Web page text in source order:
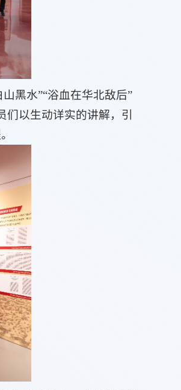
黑水”“浴血在华北敌后”
们以生动详实的讲解，引